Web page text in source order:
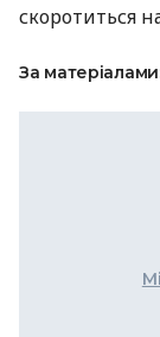
скоротиться
За